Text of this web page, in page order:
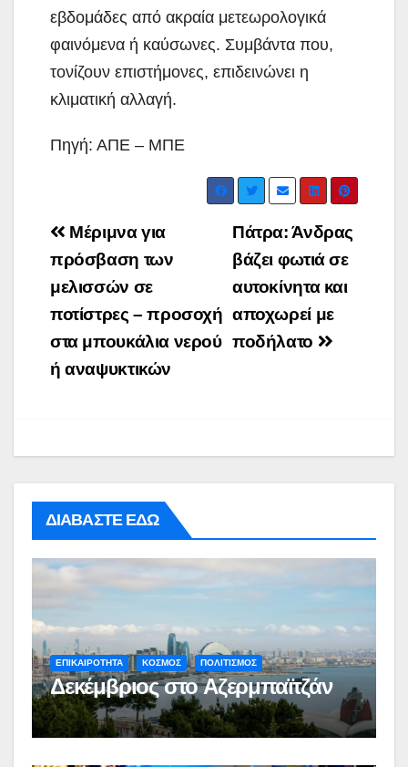
εβδομάδες από ακραία μετεωρολογικά
φαινόμενα ή καύσωνες. Συμβάντα που,
τονίζουν επιστήμονες, επιδεινώνει η
κλιματική αλλαγή.
Πηγή: ΑΠΕ – ΜΠΕ
Post
navigation
Πάτρα: Άνδρας
βάζει φωτιά σε
αυτοκίνητα και
αποχωρεί με
ποδήλατο
Μέριμνα για
πρόσβαση των
μελισσών σε
ποτίστρες – προσοχή
στα μπουκάλια νερού
ή αναψυκτικών
ΔΙΑΒΑΣΤΕ ΕΔΩ
ΕΠΙΚΑΙΡΟΤΗΤΑ ΚΟΣΜΟΣ ΠΟΛΙΤΙΣΜΟΣ
Δεκέμβριος στο Αζερμπαϊτζάν